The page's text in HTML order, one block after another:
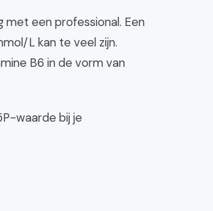
met een professional. Een
L kan te veel zijn.
B6 in de vorm van
waarde bij je